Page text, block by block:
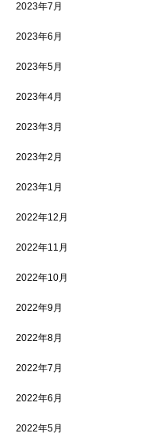
2023年7月
2023年6月
2023年5月
2023年4月
2023年3月
2023年2月
2023年1月
2022年12月
2022年11月
2022年10月
2022年9月
2022年8月
2022年7月
2022年6月
2022年5月